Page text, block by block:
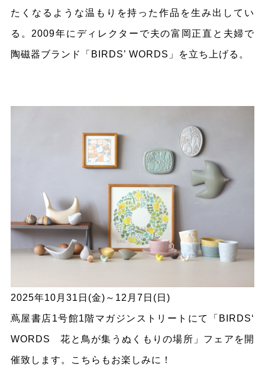
たくなるような温もりを持った作品を生み出してい
る。2009年にディレクターで夫の富岡正直と夫婦で
陶磁器ブランド「BIRDS’ WORDS」を立ち上げる。
2025年10月31日(金)～12月7日(日)
蔦屋書店1号館1階マガジンストリートにて「BIRDS‘
WORDS 花と鳥が集うぬくもりの場所」フェアを開
催致します。こちらもお楽しみに！